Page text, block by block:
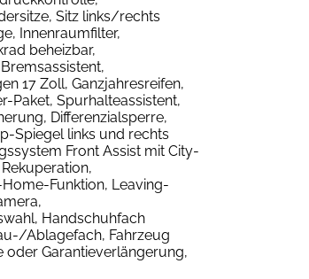
Sitz links/rechts
Innenraumfilter,
beheizbar,
17 Zoll, Ganzjahresreifen,
Paket, Spurhalteassistent,
Differenzialsperre,
Spiegel links und rechts
Front Assist mit City-
Funktion, Leaving-
Handschuhfach
Ablagefach, Fahrzeug
oder Garantieverlängerung,